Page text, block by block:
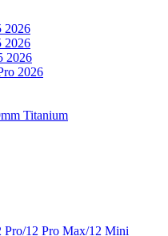
2026
2026
2026
2026
Titanium
Pro/12 Pro Max/12 Mini